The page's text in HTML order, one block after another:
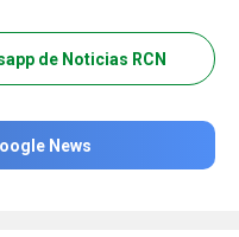
de Noticias RCN
News